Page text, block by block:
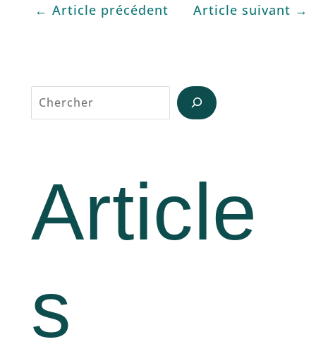
← Article précédent Article suivant →
Article
s